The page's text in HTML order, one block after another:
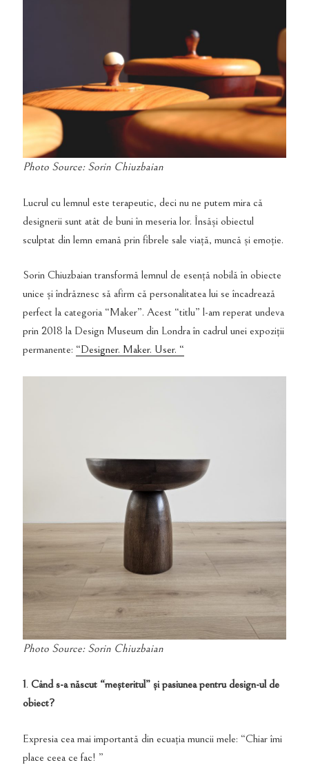
Photo Source: Sorin Chiuzbaian
Lucrul cu lemnul este terapeutic, deci nu ne putem mira că
designerii sunt atât de buni în meseria lor. Însăși obiectul
sculptat din lemn emană prin fibrele sale viață, muncă și emoție.
Sorin Chiuzbaian transformă lemnul de esență nobilă în obiecte
unice și îndrăznesc să afirm că personalitatea lui se încadrează
perfect la categoria “Maker”. Acest “titlu” l-am reperat undeva
prin 2018 la Design Museum din Londra în cadrul unei expoziții
permanente: “Designer. Maker. User. “
Photo Source: Sorin Chiuzbaian
1. Când s-a născut “meșteritul” și pasiunea pentru design-ul de
obiect?
Expresia cea mai importantă din ecuația muncii mele: “Chiar îmi
place ceea ce fac! ”